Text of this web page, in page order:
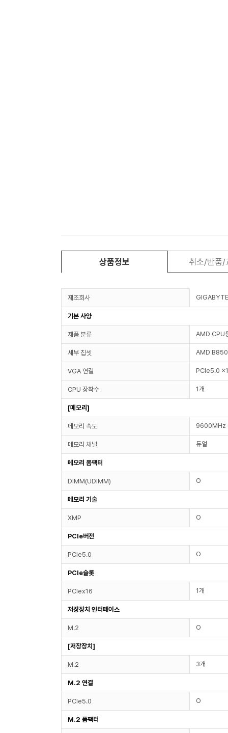
상품정보 취소/반품/
제조회사 GIGABYTE
기본 사양
제품 분류 AMD CPU
세부 칩셋 AMD B850
VGA 연결 PCIe5.0
CPU 장착수 1개
[메모리]
메모리 속도 9600MHz
메모리 채널 듀얼
메모리 폼팩터
DIMM(UDIMM) O
메모리 기술
XMP O
PCIe버전
PCIe5.0 O
PCIe슬롯
PCIex16 1개
저장장치 인터페이스
M.2 O
[저장장치]
M.2 3개
M.2 연결
PCIe5.0 O
M.2 폼팩터